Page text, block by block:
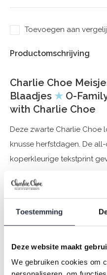
Toestemming
Deze website maakt
We gebruiken cookies om
Toevoegen aan
Productomschrijving
Charlie Choe
Blaadjes ★ O-
with Charlie Choe
Deze zwarte Charlie Choe
knusse herfstdagen. De
koperkleurige tekstprint
en de zachte katoenmix
twinnen? Deze pyjama
Specificaties